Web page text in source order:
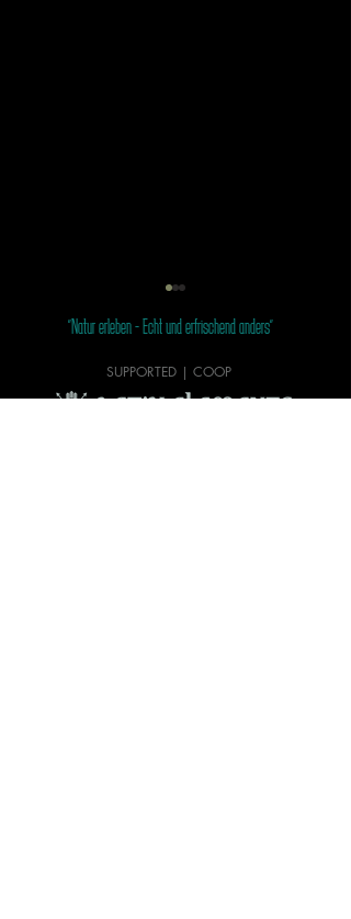
"Natur erleben - Echt und erfrischend anders"
SUPPORTED | COOP